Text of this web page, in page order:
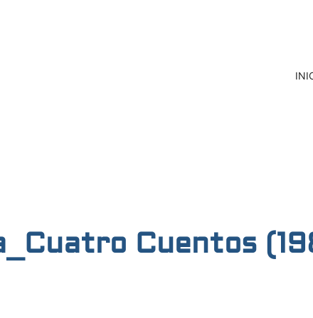
Cuentos